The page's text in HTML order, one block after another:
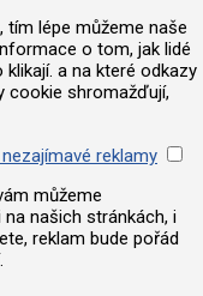
lépe můžeme naše
o tom, jak lidé
a na které odkazy
cookie shromažďují,
reklamy
můžeme
našich stránkách, i
reklam bude pořád